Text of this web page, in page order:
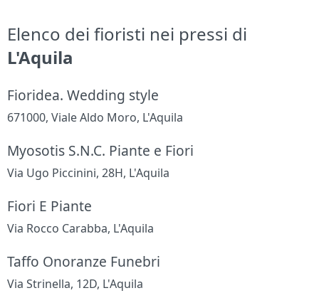
Elenco dei fioristi nei pressi di
L'Aquila
Fioridea. Wedding style
671000, Viale Aldo Moro, L'Aquila
Myosotis S.N.C. Piante e Fiori
Via Ugo Piccinini, 28H, L'Aquila
Fiori E Piante
Via Rocco Carabba, L'Aquila
Taffo Onoranze Funebri
Via Strinella, 12D, L'Aquila